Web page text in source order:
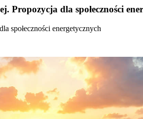
dla społeczności
społeczności energetycznych